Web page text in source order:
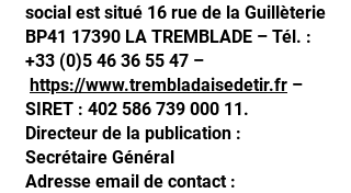
social est situé 16 rue de la Guillèterie
BP41 17390 LA TREMBLADE – Tél. :
+33 (0)5 46 36 55 47 –
https://www.trembladaisedetir.fr –
SIRET : 402 586 739 000 11.
Directeur de la publication :
Secrétaire Général
Adresse email de contact :